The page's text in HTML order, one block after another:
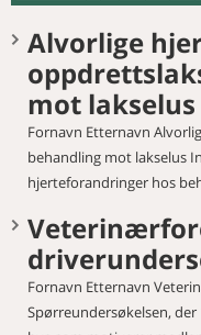
Alvorlige
mot lakselus
Fornavn Etternavn
behandling mot lakselus
hjerteforandringer hos
Fornavn Etternavn
Spørreundersøkelsen,